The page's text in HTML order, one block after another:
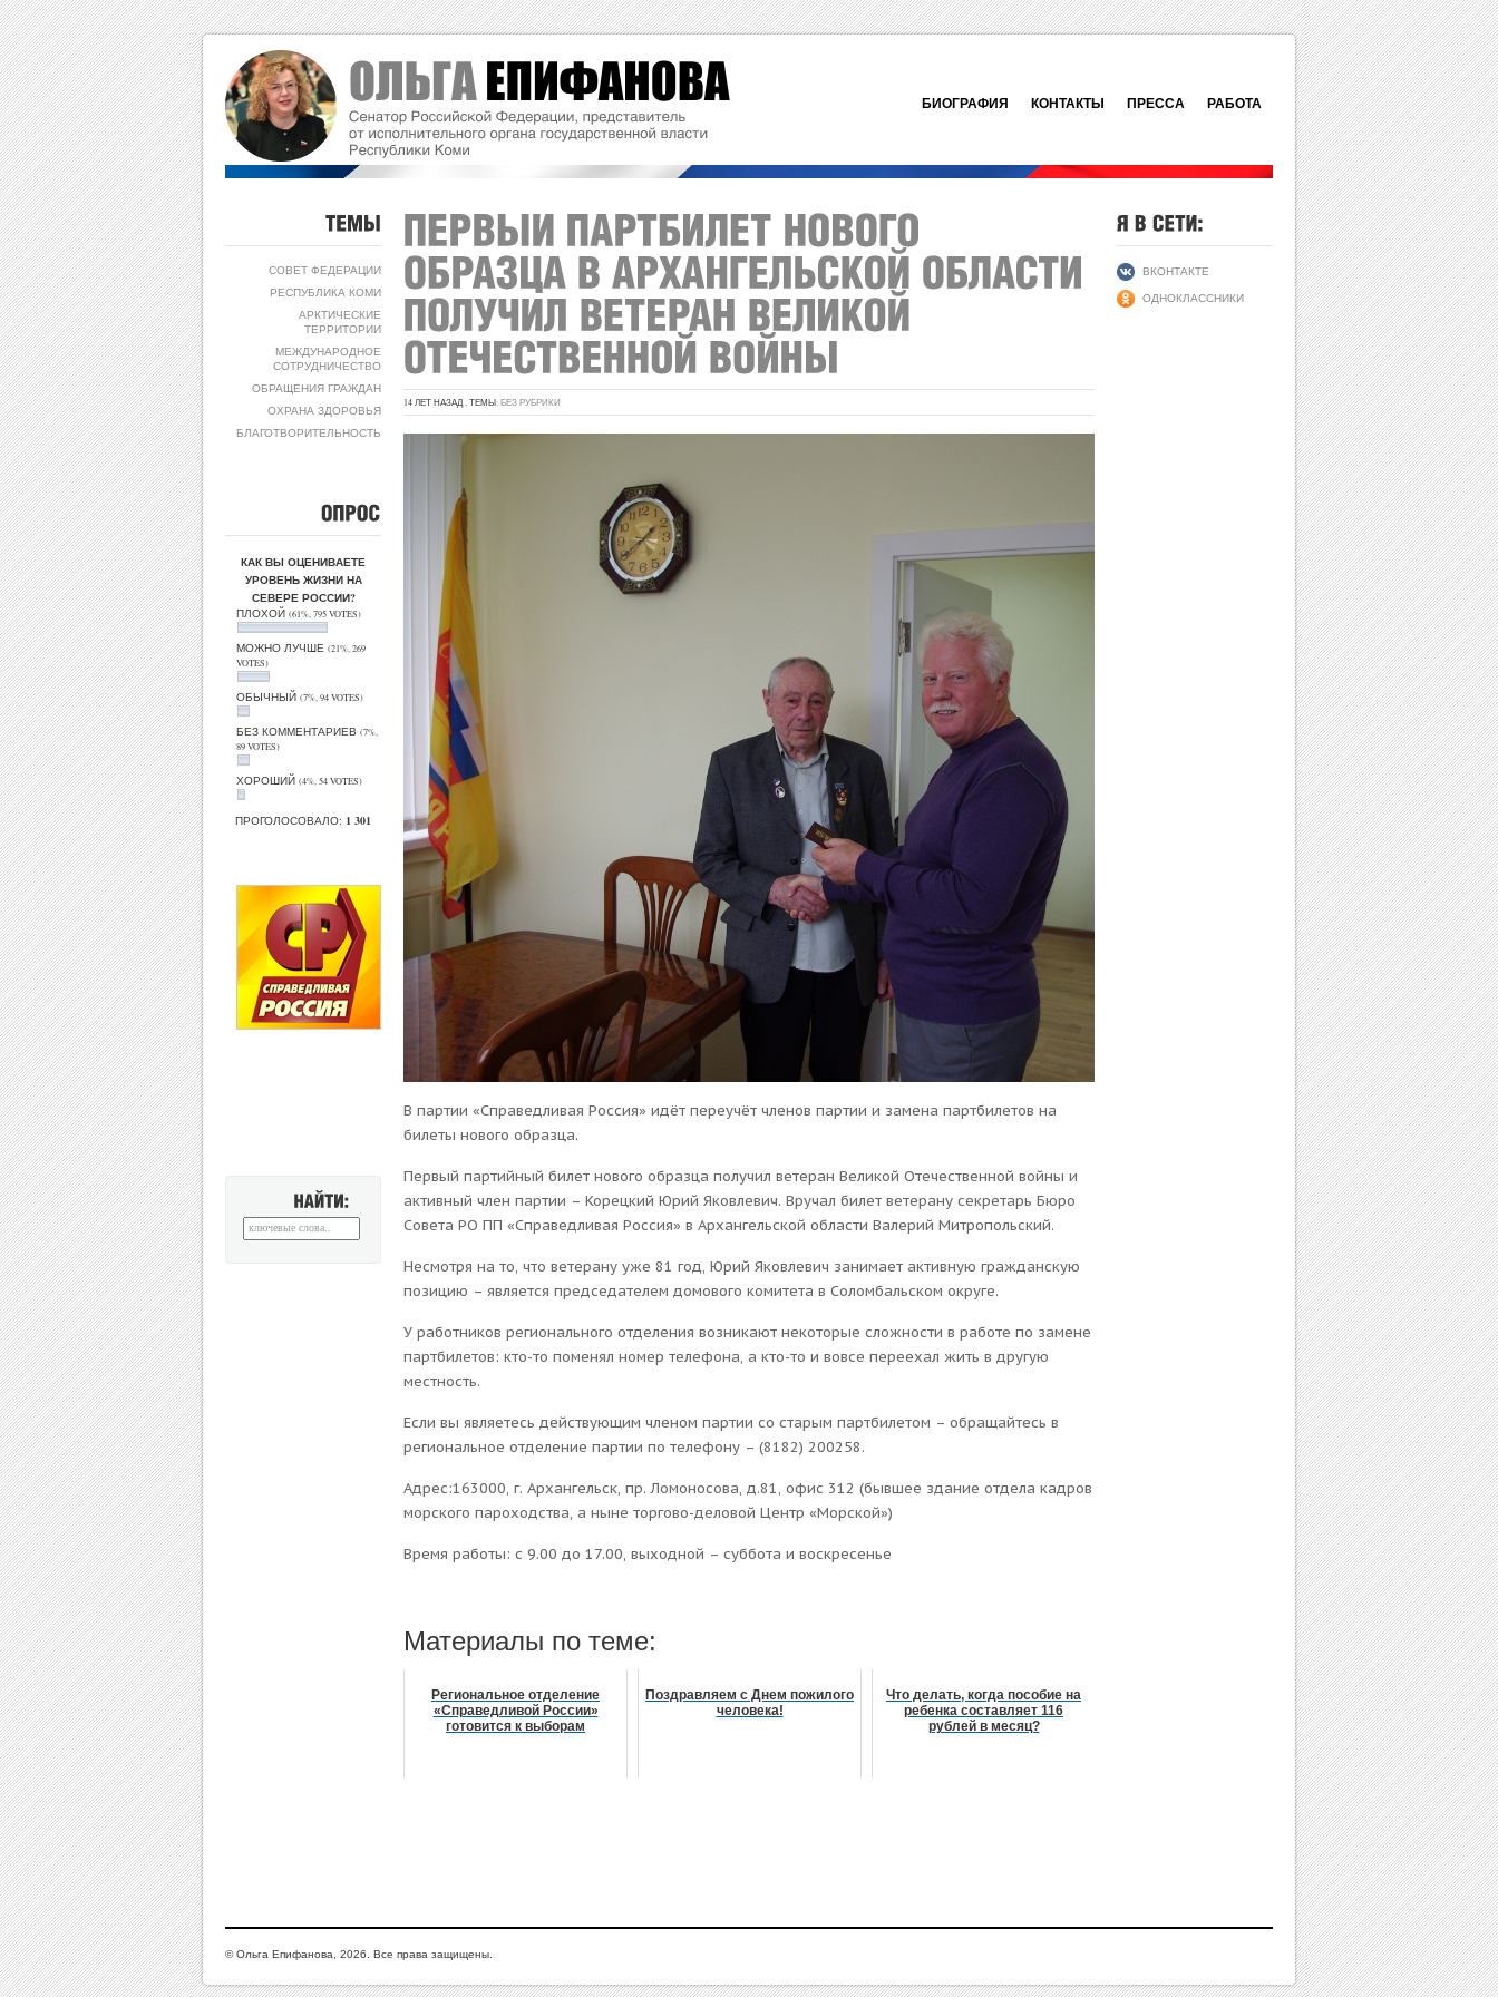
БИОГРАФИЯ КОНТАКТЫ ПРЕССА РАБОТА
СОВЕТ ФЕДЕРАЦИИ
РЕСПУБЛИКА КОМИ
АРКТИЧЕСКИЕ
ТЕРРИТОРИИ
МЕЖДУНАРОДНОЕ
СОТРУДНИЧЕСТВО
ОБРАЩЕНИЯ ГРАЖДАН
ОХРАНА ЗДОРОВЬЯ
БЛАГОТВОРИТЕЛЬНОСТЬ
КАК ВЫ ОЦЕНИВАЕТЕ
УРОВЕНЬ ЖИЗНИ НА
СЕВЕРЕ РОССИИ?
ПЛОХОЙ (61%, 795 VOTES)
МОЖНО ЛУЧШЕ (21%, 269
VOTES)
ОБЫЧНЫЙ (7%, 94 VOTES)
БЕЗ КОММЕНТАРИЕВ (7%,
89 VOTES)
ХОРОШИЙ (4%, 54 VOTES)
ПРОГОЛОСОВАЛО: 1 301
14 ЛЕТ НАЗАД , ТЕМЫ: БЕЗ РУБРИКИ
В партии «Справедливая Россия» идёт переучёт членов партии и замена партбилетов на
билеты нового образца.
Первый партийный билет нового образца получил ветеран Великой Отечественной войны и
активный член партии – Корецкий Юрий Яковлевич. Вручал билет ветерану секретарь Бюро
Совета РО ПП «Справедливая Россия» в Архангельской области Валерий Митропольский.
Несмотря на то, что ветерану уже 81 год, Юрий Яковлевич занимает активную гражданскую
позицию – является председателем домового комитета в Соломбальском округе.
У работников регионального отделения возникают некоторые сложности в работе по замене
партбилетов: кто-то поменял номер телефона, а кто-то и вовсе переехал жить в другую
местность.
Если вы являетесь действующим членом партии со старым партбилетом – обращайтесь в
региональное отделение партии по телефону – (8182) 200258.
Адрес:163000, г. Архангельск, пр. Ломоносова, д.81, офис 312 (бывшее здание отдела кадров
морского пароходства, а ныне торгово-деловой Центр «Морской»)
Время работы: с 9.00 до 17.00, выходной – суббота и воскресенье
Материалы по теме:
Региональное отделение
«Справедливой России»
готовится к выборам
Поздравляем с Днем пожилого
человека!
Что делать, когда пособие на
ребенка составляет 116
рублей в месяц?
ВКОНТАКТЕ
ОДНОКЛАССНИКИ
© Ольга Епифанова, 2026. Все права защищены.